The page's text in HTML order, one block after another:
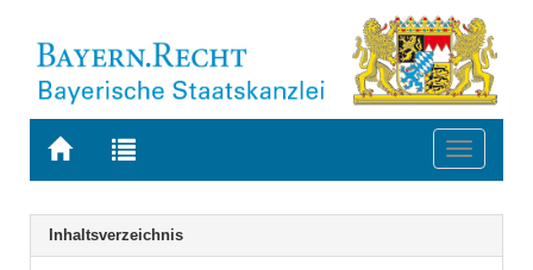
Zur
BAYERN.RECHT
Zur
letzten
Suche
Toggle
Navigation
Inhaltsverzeichnis